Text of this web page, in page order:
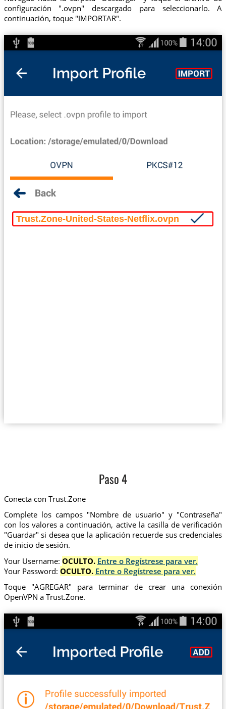
configuración ".ovpn" descargado para seleccionarlo. A
continuación, toque "IMPORTAR".
Trust.Zone-United-States-Netflix.ovpn
Paso 4
Conecta con Trust.Zone
Complete los campos "Nombre de usuario" y "Contraseña"
con los valores a continuación, active la casilla de verificación
"Guardar" si desea que la aplicación recuerde sus credenciales
de inicio de sesión.
Your Username: OCULTO. Entre o Regístrese para ver.
Your Password: OCULTO. Entre o Regístrese para ver.
Toque "AGREGAR" para terminar de crear una conexión
OpenVPN a Trust.Zone.